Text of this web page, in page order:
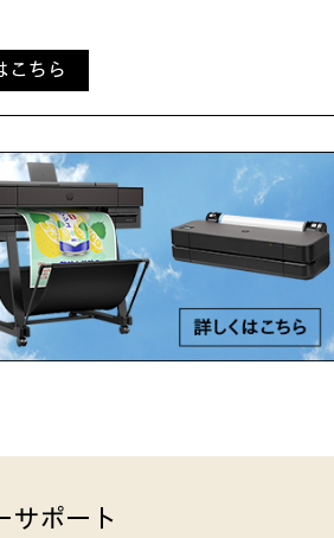
こちら
サポート